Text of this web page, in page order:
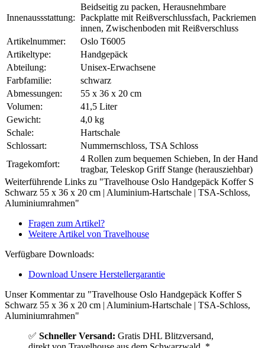
Innenaussstattung:
Beidseitig zu packen, Herausnehmbare
Packplatte mit Reißverschlussfach, Packriemen
innen, Zwischenboden mit Reißverschluss
Artikelnummer:
Oslo T6005
Artikeltype:
Handgepäck
Abteilung:
Unisex-Erwachsene
Farbfamilie:
schwarz
Abmessungen:
55 x 36 x 20 cm
Volumen:
41,5 Liter
Gewicht:
4,0 kg
Schale:
Hartschale
Schlossart:
Nummernschloss, TSA Schloss
Tragekomfort:
4 Rollen zum bequemen Schieben, In der Hand
tragbar, Teleskop Griff Stange (herausziehbar)
Weiterführende Links zu "Travelhouse Oslo Handgepäck Koffer S
Schwarz 55 x 36 x 20 cm | Aluminium-Hartschale | TSA-Schloss,
Aluminiumrahmen"
Fragen zum Artikel?
Weitere Artikel von Travelhouse
Verfügbare Downloads:
Download Unsere Herstellergarantie
Unser Kommentar zu "Travelhouse Oslo Handgepäck Koffer S
Schwarz 55 x 36 x 20 cm | Aluminium-Hartschale | TSA-Schloss,
Aluminiumrahmen"
✅ Schneller Versand: Gratis DHL Blitzversand,